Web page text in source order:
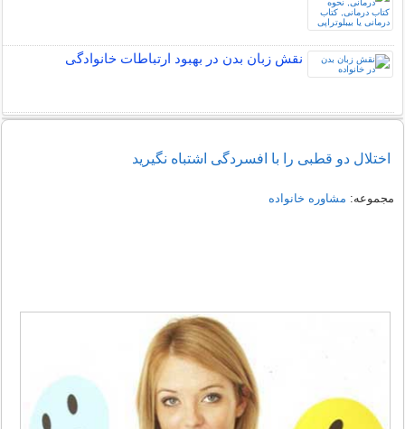
نقش زبان بدن در بهبود ارتباطات خانوادگی
اختلال دو قطبی را با افسردگی اشتباه نگیرید
مجموعه: مشاوره خانواده